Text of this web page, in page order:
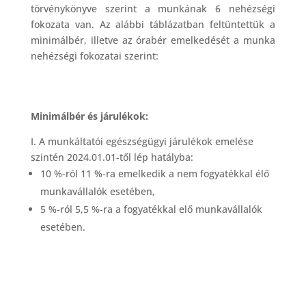
törvénykönyve szerint a munkának 6 nehézségi
fokozata van. Az alábbi táblázatban feltüntettük a
minimálbér, illetve az órabér emelkedését a munka
nehézségi fokozatai szerint:
Minimálbér és járulékok:
I. A munkáltatói egészségügyi járulékok emelése
szintén 2024.01.01-től lép hatályba:
10 %-ról 11 %-ra emelkedik a nem fogyatékkal élő
munkavállalók esetében,
5 %-ról 5,5 %-ra a fogyatékkal elő munkavállalók
esetében.